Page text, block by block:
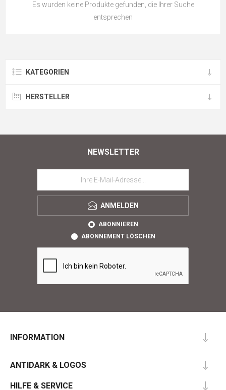
Es wurden keine Produkte gefunden, die Ihrer Suche
entsprechen
KATEGORIEN
HERSTELLER
NEWSLETTER
ANMELDEN
ABONNIEREN
ABONNEMENT LÖSCHEN
INFORMATION
ANTIDARK & LOGOS
HILFE & SERVICE